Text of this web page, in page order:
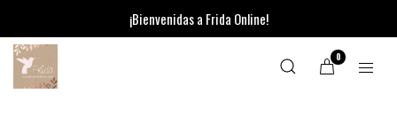
¡Bienvenidas a Frida Online!
0